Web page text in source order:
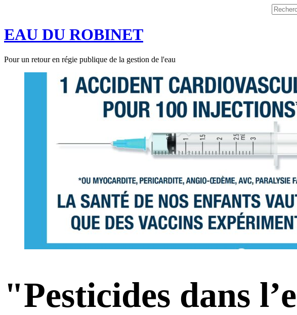
au
contenu
EAU DU ROBINET
Pour un retour en régie publique de la gestion de l'eau
"Pesticides dans